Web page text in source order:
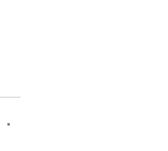
·